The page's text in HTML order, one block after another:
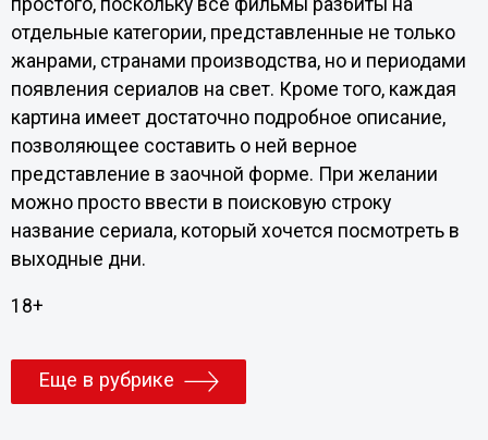
отдельные категории, представленные не только
жанрами, странами производства, но и периодами
появления сериалов на свет. Кроме того, каждая
картина имеет достаточно подробное описание,
позволяющее составить о ней верное
представление в заочной форме. При желании
можно просто ввести в поисковую строку
название сериала, который хочется посмотреть в
выходные дни.
18+
Еще в рубрике